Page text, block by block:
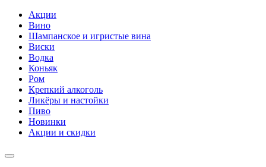
Акции
Вино
Шампанское и игристые вина
Виски
Водка
Коньяк
Ром
Крепкий алкоголь
Ликёры и настойки
Пиво
Новинки
Акции и скидки